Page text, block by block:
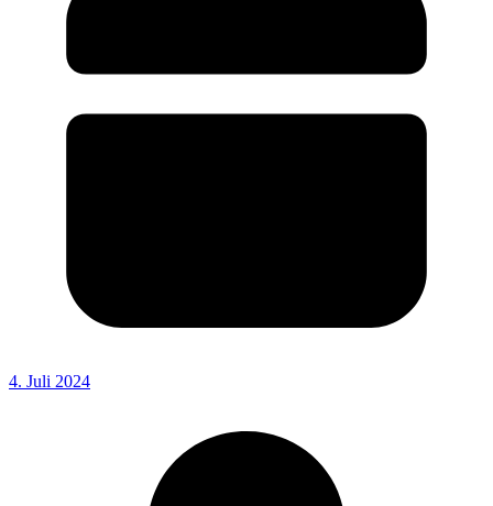
4. Juli 2024